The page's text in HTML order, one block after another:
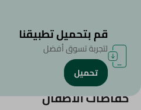
الرئيسية /منتجات الأطفال
حفاضات الأطفال
قم بتحميل تطبيقنا
لتجربة تسوق أفضل
تحميل